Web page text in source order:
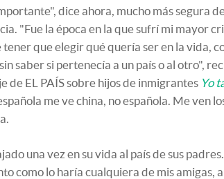
dice ahora, mucho más segura
"Fue la época en la que sufrí mi mayor
tener que elegir qué quería ser en la vida,
saber si pertenecía a un país o al otro",
de EL PAÍS sobre hijos de inmigrantes Yo
me ve china, no española. Me ven
una vez en su vida al país de sus
como lo haría cualquiera de mis amigas,